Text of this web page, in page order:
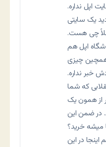
اپل نداره.
یک سایتی
چی هست.
اپل هم
همچین چیزی
خبر نداره.
که شما
از همون یک
ضمن این
میشه خرید؟
در این